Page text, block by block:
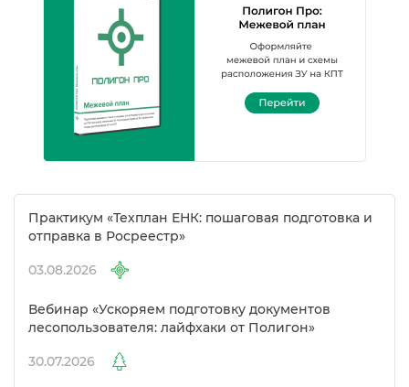
Практикум «Техплан ЕНК: пошаговая подготовка и
отправка в Росреестр»
03.08.2026
ебинар «Ускоряем подготовку документо
лесопользователя: лайфхаки от Полигон»
30.07.2026